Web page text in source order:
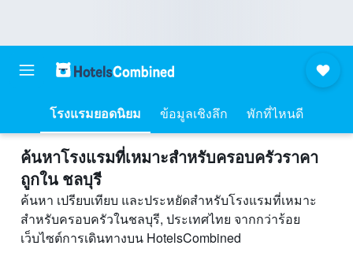
โรงแรมยอดนิยม ข้อมูลเชิงลึก พักที่ไหนดี
ค้นหาโรงแรมที่เหมาะสำหรับครอบครัวราคา
ถูกใน ชลบุรี
ค้นหา เปรียบเทียบ และประหยัดสำหรับโรงแรมที่เหมาะ
สำหรับครอบครัวในชลบุรี, ประเทศไทย จากกว่าร้อย
เว็บไซต์การเดินทางบน HotelsCombined